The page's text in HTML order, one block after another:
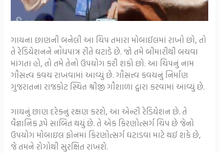
ગાયના છાણની બનેલી આ ચિપ તમારા મોબાઈલમાં રાખો છો, તો
તે રેડિયેશનને નોંધપાત્ર રીતે ઘટાડે છે. જો તમે બીમારીથી બચવા
માંગતા હો, તો તમે તેનો ઉપયોગ કરી શકો છો. આ ચિપનું નામ
ગૌસત્ત્વ કવચ રાખવામાં આવ્યું છે. ગૌસત્ત્વ કવચનું નિર્માણ
ગુજરાતના રાજકોટ સ્થિત શ્રીજી ગૌશાળા દ્વારા કરવામાં આવ્યું છે.
ગાયનું છાણ દરેકનું રક્ષણ કરશે, આ એન્ટી રેડિયેશન છે. તે
વૈજ્ઞાનિક રૂપે સાબિત થયું છે. તે એક કિરણોત્સર્ગ ચિપ છે જેનો
ઉપયોગ મોબાઇલ ફોનમાં કિરણોત્સર્ગ ઘટાડવા માટે થઈ શકે છે,
જે તમને રોગોથી સુરક્ષિત રાખશે.